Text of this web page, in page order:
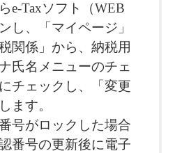
e-Taxソフト（WEB
し、「マイページ」
関係」から、納税用
氏名メニューのチェ
チェックし、「変更
ます。
号がロックした場合
番号の更新後に電子